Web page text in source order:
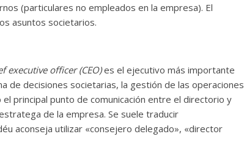
(particulares no empleados en la empresa). El
asuntos societarios.
executive officer (CEO)es el ejecutivo más importante
de decisiones societarias, la gestión de las operaciones
principal punto de comunicación entre el directorio y
de la empresa. Se suele traducir
aconseja utilizar «consejero delegado», «director